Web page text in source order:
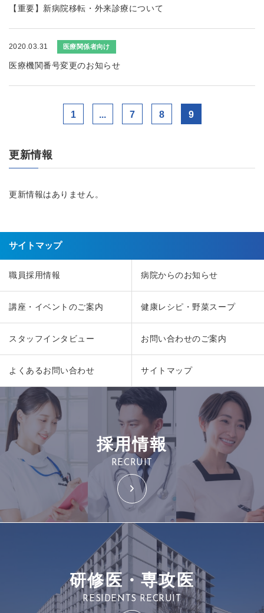
【重要】新病院移転・外来診療について
2020.03.31 医療関係者向け
医療機関番号変更のお知らせ
1 ... 7 8 9
更新情報
更新情報はありません。
サイトマップ
職員採用情報 病院からのお知らせ
講座・イベントのご案内 健康レシピ・野菜スープ
スタッフインタビュー お問い合わせのご案内
よくあるお問い合わせ サイトマップ
採用情報
RECRUIT
研修医・専攻医
RESIDENTS RECRUIT